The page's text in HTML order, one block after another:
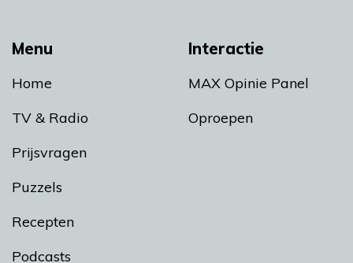
Menu
Home
TV & Radio
Prijsvragen
Puzzels
Recepten
Podcasts
Interactie
MAX Opinie Panel
Oproepen